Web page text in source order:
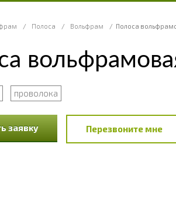
/ Полоса / Вольфрам / Полоса
проволока
заявку Перезвоните мне